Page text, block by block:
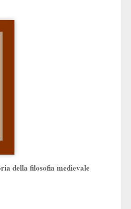
della filosofia medievale